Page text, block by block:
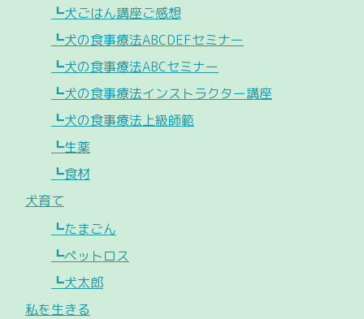
┗犬ごはん講座ご感想
┗犬の食事療法ABCDEFセミナー
┗犬の食事療法ABCセミナー
┗犬の食事療法インストラクター講座
┗犬の食事療法上級師範
┗生薬
┗食材
犬育て
┗たまごん
┗ペットロス
┗犬太郎
私を生きる